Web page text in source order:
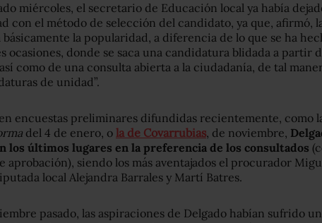
miércoles, el secretario de Educación local ya había
con el método de selección del candidato, ya que, afirmó,
la popularidad, a diferencia de lo que se ha
ocasiones, donde se saca una candidatura blidada a partir
como de una consulta abierta a la ciudadanía, de tal
de unidad”.
encuestas preliminares difundidas recientemente, como
del 4 de enero, o la de Covarrubias, de noviembre,
los últimos lugares en la preferencia de los consultados
aprobación), siendo los más aventajados el procurador
local Alejandra Barrales y Martí Batres.
pasado, las aspiraciones de Delgado habían sufrido un